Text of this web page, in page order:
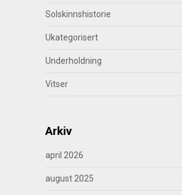
Solskinnshistorie
Ukategorisert
Underholdning
Vitser
Arkiv
april 2026
august 2025